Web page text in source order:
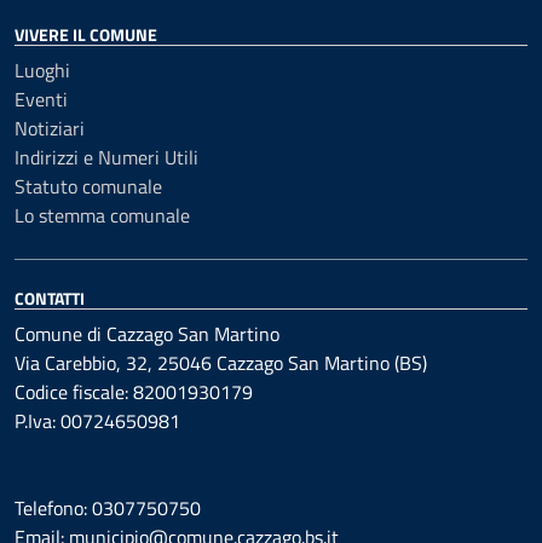
VIVERE IL COMUNE
Luoghi
Eventi
Notiziari
Indirizzi e Numeri Utili
Statuto comunale
Lo stemma comunale
CONTATTI
Comune di Cazzago San Martino
Via Carebbio, 32, 25046 Cazzago San Martino (BS)
Codice fiscale: 82001930179
P.Iva: 00724650981
Telefono: 0307750750
Email: municipio@comune.cazzago.bs.it